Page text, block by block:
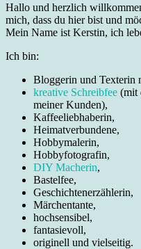
Hallo und herzlich
mich, dass du hier bist und
Mein Name ist Kerstin, ich
Ich bin:
Bloggerin und Texterin
kreative Schreibfee (mit
meiner Kunden),
Kaffeeliebhaberin,
Heimatverbundene,
Hobbymalerin,
Hobbyfotografin,
DIY Macherin,
Bastelfee,
Geschichtenerzählerin,
Märchentante,
hochsensibel,
fantasievoll,
originell und vielseitig.